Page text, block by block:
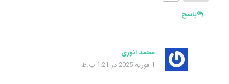
پاسخ
محمد انوری
1 فوریه 2025 در 1:21 ب.ظ